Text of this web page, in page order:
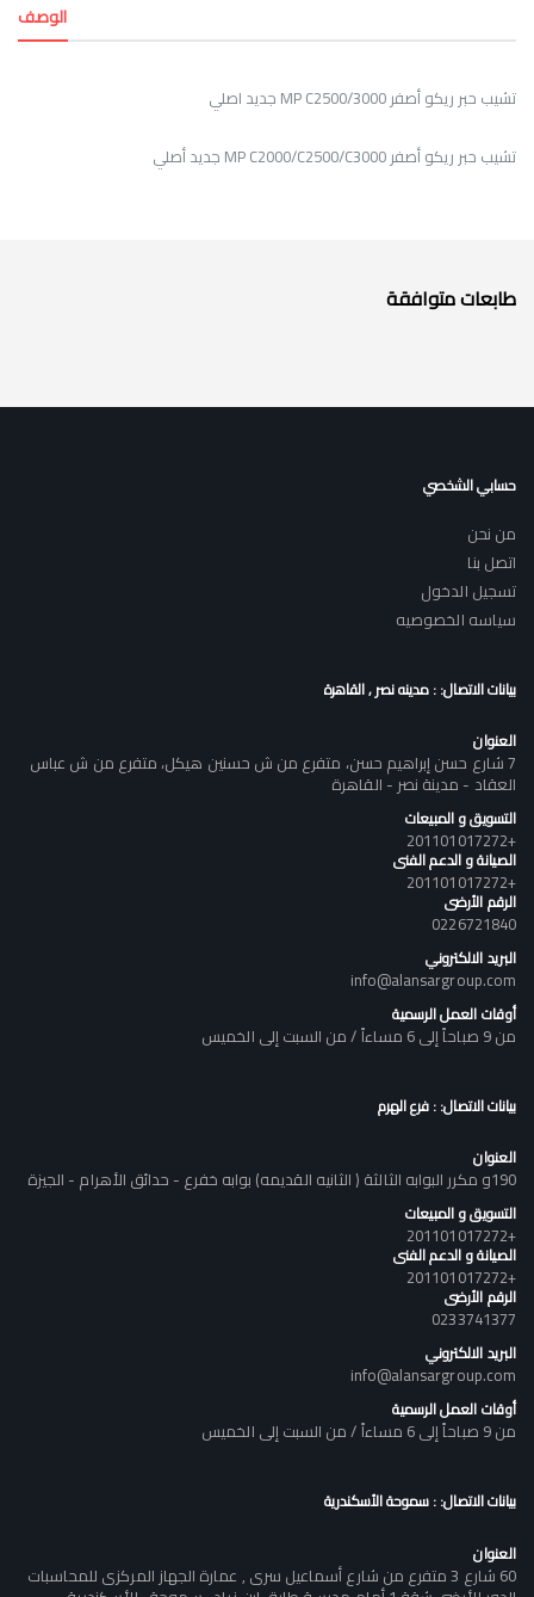
الوصف
تشيب حبر ريكو أصفر MP C2500/3000 جديد اصلي
تشيب حبر ريكو أصفر MP C2000/C2500/C3000 جديد أصلي
طابعات متوافقة
حسابي الشخصي
من نحن
اتصل بنا
تسجيل الدخول
سياسه الخصوصيه
بيانات الاتصال: : مدينه نصر , القاهرة
العنوان
7 شارع حسن إبراهيم حسن، متفرع من ش حسنين هيكل، متفرع من ش عباس
العقاد - مدينة نصر - القاهرة
التسويق و المبيعات
+201101017272
الصيانة و الدعم الفنى
+201101017272
الرقم الأرضى
0226721840
البريد الالكتروني
info@alansargroup.com
أوقات العمل الرسمية
من 9 صباحاً إلى 6 مساءاً / من السبت إلى الخميس
بيانات الاتصال: : فرع الهرم
العنوان
190و مكرر البوابه الثالثة ( الثانيه القديمه) بوابه خفرع - حدائق الأهرام - الجيزة
التسويق و المبيعات
+201101017272
الصيانة و الدعم الفنى
+201101017272
الرقم الأرضى
0233741377
البريد الالكتروني
info@alansargroup.com
أوقات العمل الرسمية
من 9 صباحاً إلى 6 مساءاً / من السبت إلى الخميس
بيانات الاتصال: : سموحة الأسكندرية
العنوان
60 شارع 3 متفرع من شارع أسماعيل سرى , عمارة الجهاز المركزى للمحاسبات